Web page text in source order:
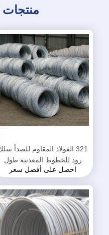
321 الفولاذ المقاوم للصدأ سلك
رود للخطوط المعدنية طول
مخصص عالية القوة
احصل على أفضل سعر